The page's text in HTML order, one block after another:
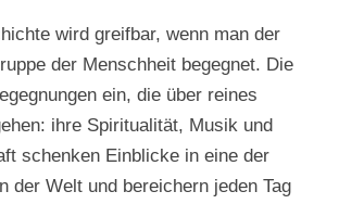
wird greifbar, wenn man der
der Menschheit begegnet. Die
ein, die über reines
ihre Spiritualität, Musik und
schenken Einblicke in eine der
der Welt und bereichern jeden Tag